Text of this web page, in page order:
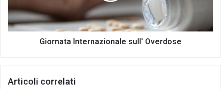
Giornata Internazionale sull' Overdose
Articoli correlati